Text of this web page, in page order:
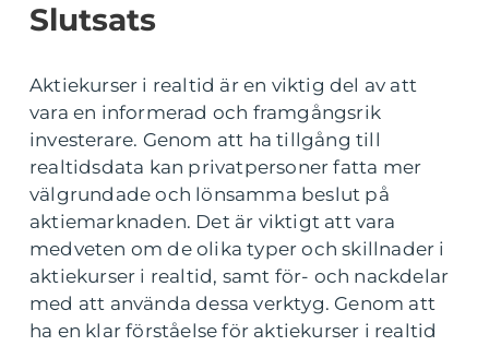
Slutsats
Aktiekurser i realtid är en viktig del av att
vara en informerad och framgångsrik
investerare. Genom att ha tillgång till
realtidsdata kan privatpersoner fatta mer
välgrundade och lönsamma beslut på
aktiemarknaden. Det är viktigt att vara
medveten om de olika typer och skillnader i
aktiekurser i realtid, samt för- och nackdelar
med att använda dessa verktyg. Genom att
ha en klar förståelse för aktiekurser i realtid